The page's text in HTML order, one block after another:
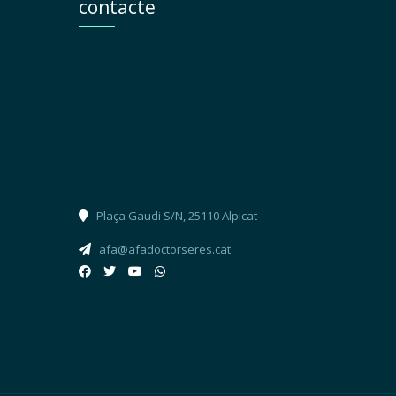
contacte
Plaça Gaudi S/N, 25110 Alpicat
afa@afadoctorseres.cat